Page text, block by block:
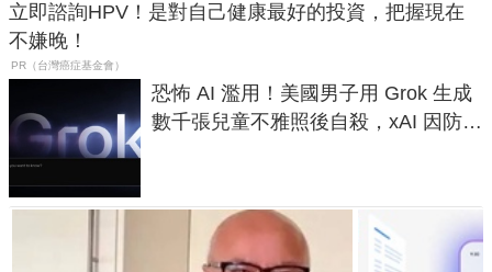
立即諮詢HPV！是對自己健康最好的投資，把握現在
不嫌晚！
PR（台灣癌症基金會）
恐怖 AI 濫用！美國男子用 Grok 生成
數千張兒童不雅照後自殺，xAI 因防護